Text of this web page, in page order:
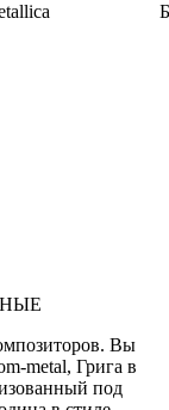
Вы
metal, Грига в
под